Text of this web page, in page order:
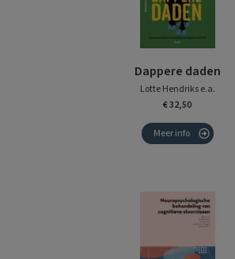
Dappere daden
Lotte Hendriks e.a.
€ 32,50
Meer info